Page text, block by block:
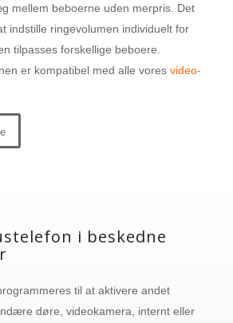
mellem beboerne uden merpris. Det
indstille ringevolumen individuelt for
tilpasses forskellige beboere.
er kompatibel med alle vores video-
i beskedne
til at aktivere andet
døre, videokamera, internt eller